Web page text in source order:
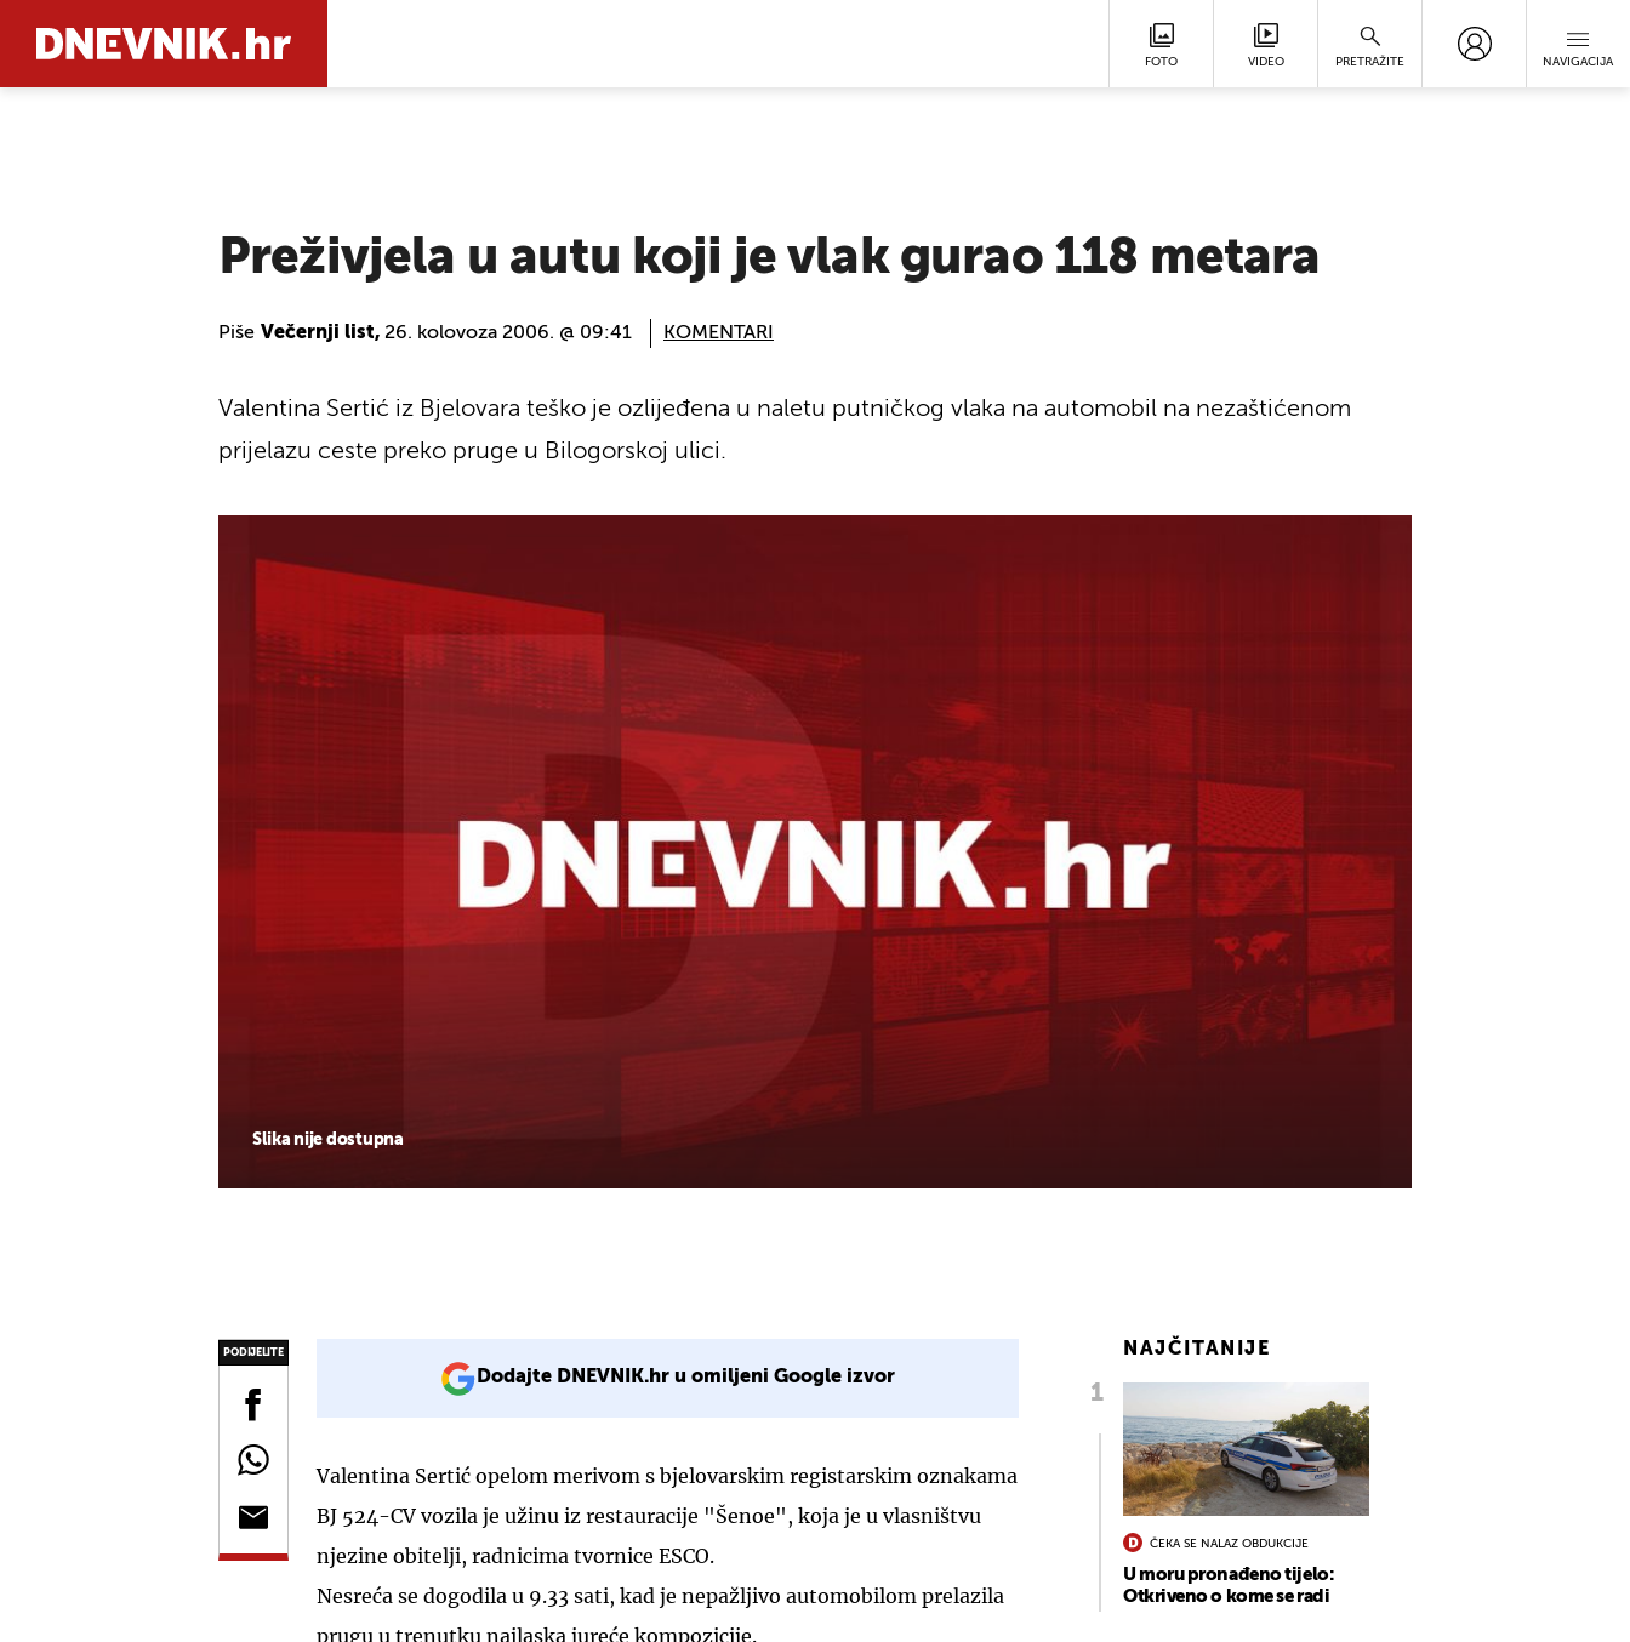
FOTO VIDEO PRETRAŽITE NAVIGACIJA
Preživjela u autu koji je vlak gurao 118 metara
Piše Večernji list, 26. kolovoza 2006. @ 09:41 KOMENTARI
Slika nije dostupna
Valentina Sertić iz Bjelovara teško je ozlijeđena u naletu putničkog vlaka na automobil na nezaštićenom
prijelazu ceste preko pruge u Bilogorskoj ulici.
PODIJELITE
Dodajte DNEVNIK.hr u omiljeni Google izvor
Valentina Sertić opelom merivom s bjelovarskim registarskim oznakama
BJ 524-CV vozila je užinu iz restauracije "Šenoe", koja je u vlasništvu
njezine obitelji, radnicima tvornice ESCO.
Nesreća se dogodila u 9.33 sati, kad je nepažljivo automobilom prelazila
prugu u trenutku nailaska jureće kompozicije.
NAJČITANIJE
ČEKA SE NALAZ OBDUKCIJE
U moru pronađeno tijelo:
Otkriveno o kome se radi